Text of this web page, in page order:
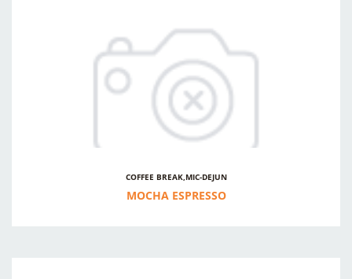
COFFEE BREAK,MIC-DEJUN
MOCHA ESPRESSO